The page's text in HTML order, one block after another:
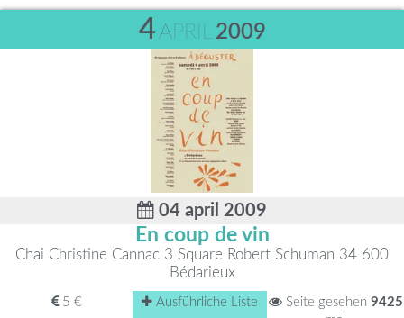
4APRIL 2009
04 april 2009
En coup de vin
Chai Christine Cannac 3 Square Robert Schuman 34 600
Bédarieux
5 € Ausführliche Liste Seite gesehen 9425